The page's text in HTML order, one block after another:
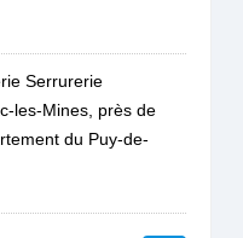
Serrurerie
les-Mines, près de
du Puy-de-